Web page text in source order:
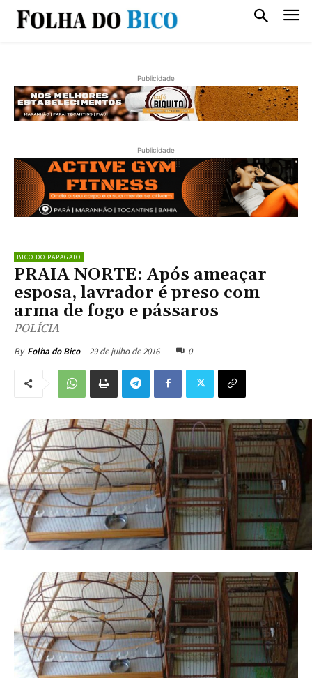
Publicidade
Publicidade
BICO DO PAPAGAIO
PRAIA NORTE: Após ameaçar
esposa, lavrador é preso com
arma de fogo e pássaros
POLÍCIA
By Folha do Bico 29 de julho de 2016 0